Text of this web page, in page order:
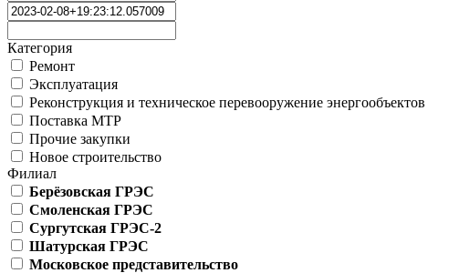
Категория
Ремонт
Эксплуатация
Реконструкция и техническое перевооружение энергообъектов
Поставка МТР
Прочие закупки
Новое строительство
Филиал
Берёзовская ГРЭС
Смоленская ГРЭС
Сургутская ГРЭС-2
Шатурская ГРЭС
Московское представительство